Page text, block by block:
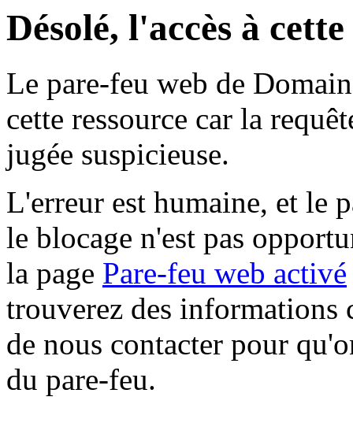
Désolé, l'accès à
Le pare-feu web de
cette ressource car la
jugée suspicieuse.
L'erreur est humaine, et le
le blocage n'est pas
la page Pare-feu web activé
trouverez des informations
de nous contacter pour
du pare-feu.